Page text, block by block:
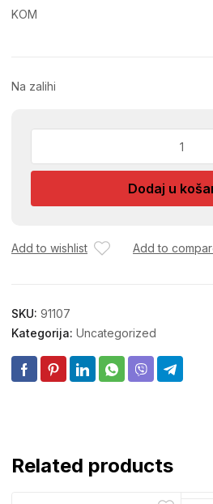
KOM
Na zalihi
STRIPWOOD
CM
količina
Dodaj u
Add to wishlist Add to
SKU: 91107
Kategorija: Uncategorized
Related products